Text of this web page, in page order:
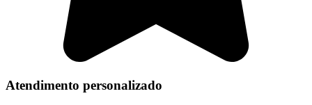
Atendimento personalizado